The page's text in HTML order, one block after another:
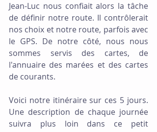
Jean-Luc nous confiait alors la tâche
de définir notre route. Il contrôlerait
nos choix et notre route, parfois avec
le GPS. De notre côté, nous nous
sommes servis des cartes, de
l'annuaire des marées et des cartes
de courants.
Voici notre itinéraire sur ces 5 jours.
Une description de chaque journée
suivra plus loin dans ce petit